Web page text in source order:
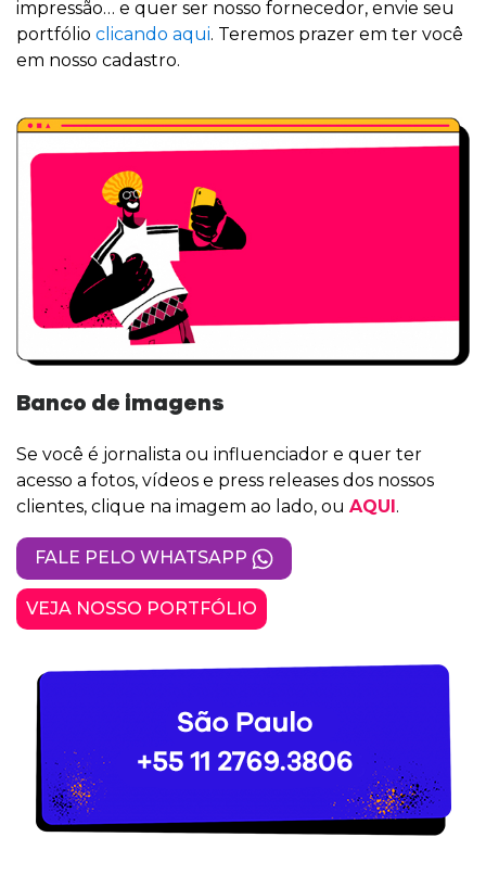
impressão… e quer ser nosso fornecedor, envie seu
portfólio clicando aqui. Teremos prazer em ter você
em nosso cadastro.
Banco de imagens
Se você é jornalista ou influenciador e quer ter
acesso a fotos, vídeos e press releases dos nossos
clientes, clique na imagem ao lado, ou AQUI .
FALE PELO WHATSAPP
VEJA NOSSO PORTFÓLIO